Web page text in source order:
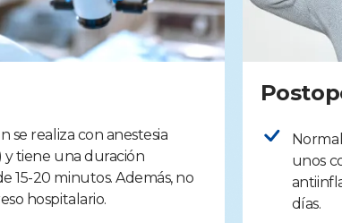
se realiza con anestesia
y tiene una duración
15-20 minutos. Además, no
hospitalario.
unos
días.